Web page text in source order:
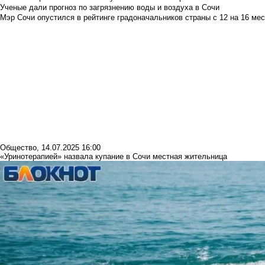
Ученые дали прогноз по загрязнению воды и воздуха в Сочи
Мэр Сочи опустился в рейтинге градоначальников страны с 12 на 16
Общество, 14.07.2025 16:00
«Уринотерапией» назвала купание в Сочи местная жительница